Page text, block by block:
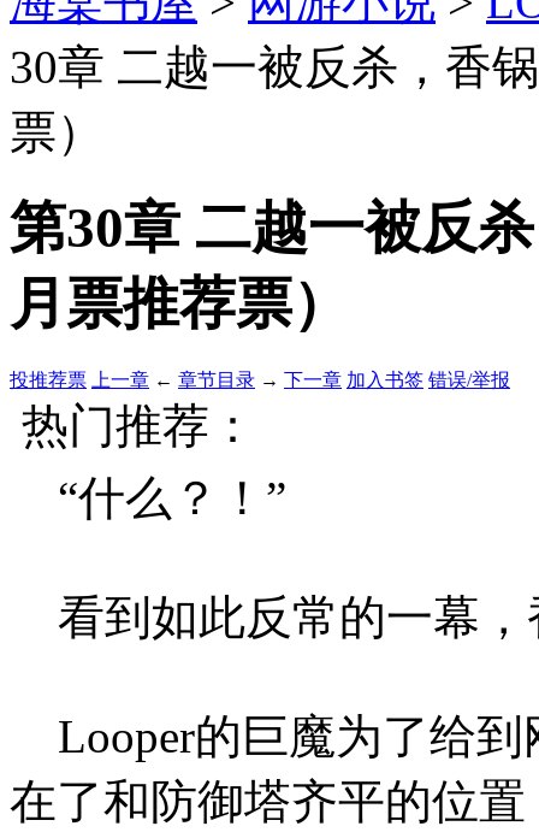
30章 二越一被反杀，香
票）
第30章 二越一被反
月票推荐票）
投推荐票 上一章 ← 章节目录 → 下一章 加入书签 错误/举报
热门推荐：
“什么？！”
看到如此反常的一幕，
Looper的巨魔为了给到
在了和防御塔齐平的位